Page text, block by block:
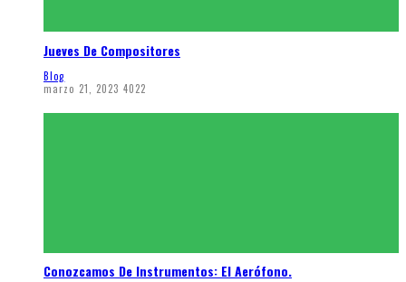
Jueves De Compositores
Blog
marzo 21, 2023 4022
Conozcamos De Instrumentos: El Aerófono.